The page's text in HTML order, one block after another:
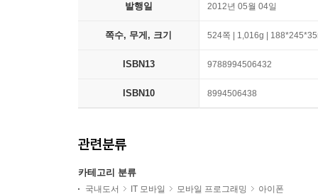
발행일 2012년 05월 04일
쪽수, 무게, 크기 524쪽 | 1,016g |
ISBN13 9788994506432
ISBN10 8994506438
관련분류
카테고리 분류
국내도서 IT 모바일 모바일 프로그래밍 아이폰